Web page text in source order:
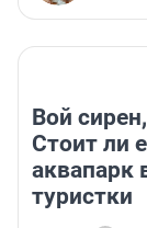
Вой
Стоит ли
аквапарк
туристки